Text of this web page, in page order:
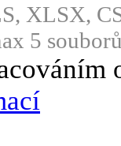
XLSX,
5